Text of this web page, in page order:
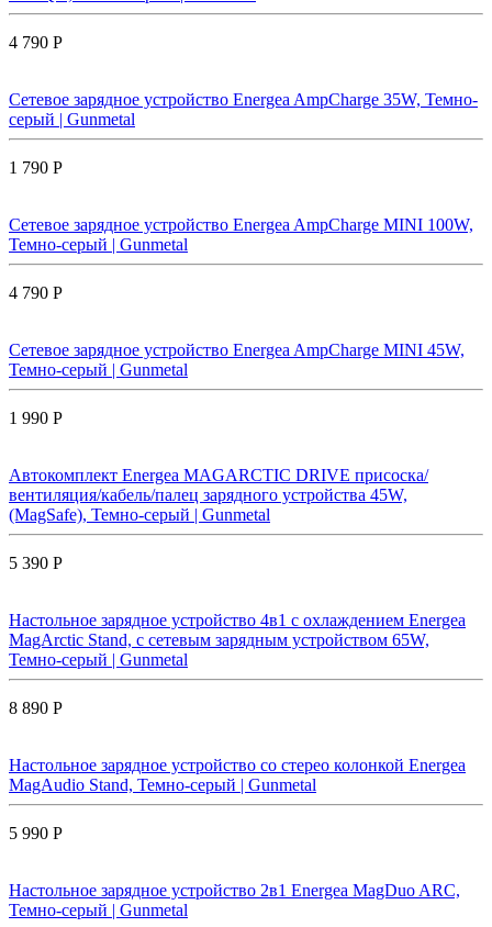
4 790 Р
Сетевое зарядное устройство Energea AmpCharge 35W, Темно-
серый | Gunmetal
1 790 Р
Сетевое зарядное устройство Energea AmpCharge MINI 100W,
Темно-серый | Gunmetal
4 790 Р
Сетевое зарядное устройство Energea AmpCharge MINI 45W,
Темно-серый | Gunmetal
1 990 Р
Автокомплект Energea MAGARCTIC DRIVE присоска/
вентиляция/кабель/палец зарядного устройства 45W,
(MagSafe), Темно-серый | Gunmetal
5 390 Р
Настольное зарядное устройство 4в1 с охлаждением Energea
MagArctic Stand, с сетевым зарядным устройством 65W,
Темно-серый | Gunmetal
8 890 Р
Настольное зарядное устройство со стерео колонкой Energea
MagAudio Stand, Темно-серый | Gunmetal
5 990 Р
Настольное зарядное устройство 2в1 Energea MagDuo ARC,
Темно-серый | Gunmetal